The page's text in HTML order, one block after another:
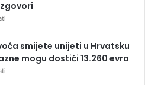
smijete unijeti u Hrvatsku
mogu dostići 13.260 evra